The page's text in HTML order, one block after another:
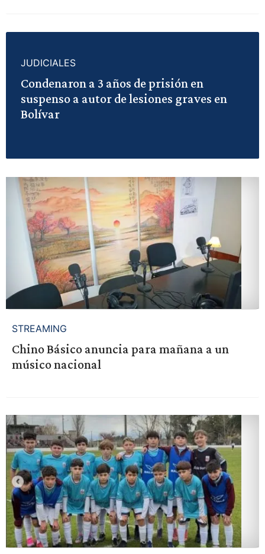
JUDICIALES
Condenaron a 3 años de prisión en
suspenso a autor de lesiones graves en
Bolívar
STREAMING
Chino Básico anuncia para mañana a un
músico nacional